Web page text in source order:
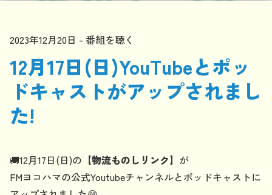
2023年12月20日 番組を聴く
12月17日(日)YouTubeとポッ
ドキャストがアップされまし
た!
🚚12月17日(日)の 【物流ものしリンク】 が
FMヨコハマの公式Youtubeチャンネルとポッドキャストに